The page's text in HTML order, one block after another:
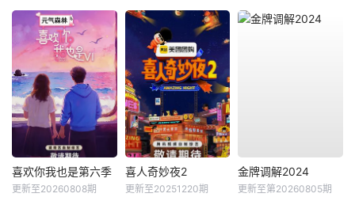
喜欢你我也是第六季
更新至20260808期
喜人奇妙夜2
更新至20251220期
金牌调解2024
更新至第20260805期